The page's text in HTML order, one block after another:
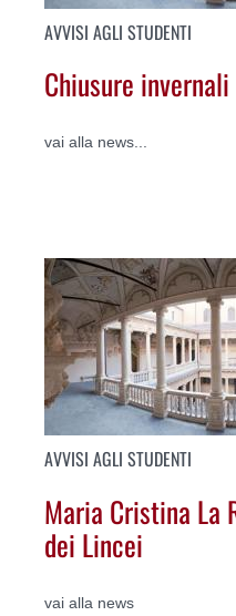
AVVISI AGLI STUDENTI
Chiusure
vai alla news...
AVVISI AGLI STUDENTI
Maria Cristina La
dei Lincei
vai alla news